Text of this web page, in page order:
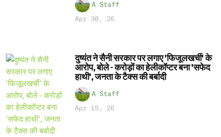
A Staff
Apr 30, 26
दुष्यंत ने सैनी सरकार पर लगाए 'फिजूलखर्ची' के
आरोप, बोले - करोड़ों का हेलीकॉप्टर बना 'सफेद
हाथी', जनता के टैक्स की बर्बादी
A Staff
Apr 15, 26